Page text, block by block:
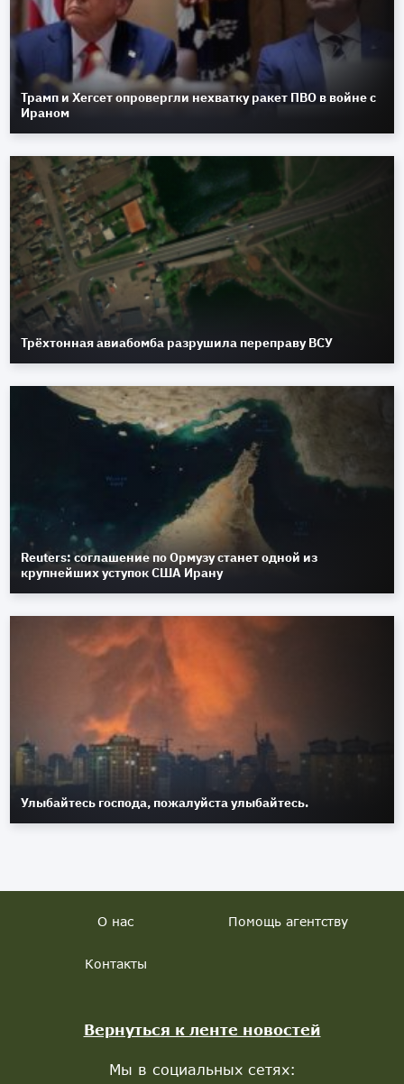
Трамп и Хегсет опровергли нехватку ракет ПВО в войне с
Ираном
Трёхтонная авиабомба разрушила переправу ВСУ
Reuters: соглашение по Ормузу станет одной из
крупнейших уступок США Ирану
Улыбайтесь господа, пожалуйста улыбайтесь.
О нас Помощь агентству
Контакты
Вернуться к ленте новостей
Мы в социальных сетях: